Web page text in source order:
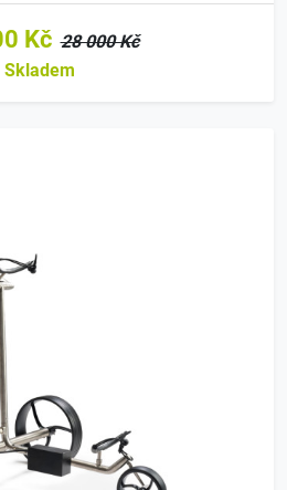
Kč 28 000 Kč
Skladem